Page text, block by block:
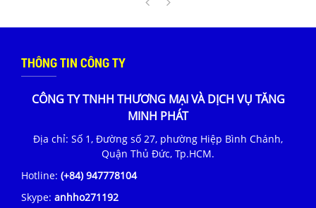
THÔNG TIN CÔNG TY
CÔNG TY TNHH THƯƠNG MẠI VÀ DỊCH VỤ TĂNG
MINH PHÁT
Địa chỉ: Số 1, Đường số 27, phường Hiệp Bình Chánh,
Quận Thủ Đức, Tp.HCM.
Hotline: (+84) 947778104
Skype: anhho271192